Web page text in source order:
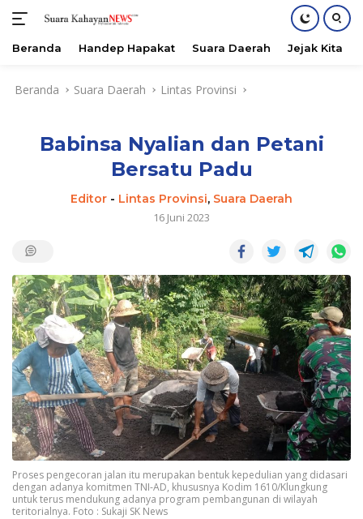
Beranda Handep Hapakat Suara Daerah Jejak Kita
Beranda Suara Daerah Lintas Provinsi
Babinsa Nyalian dan Petani
Bersatu Padu
Editor - Lintas Provinsi, Suara Daerah
16 Juni 2023
Proses pengecoran jalan itu merupakan bentuk kepedulian yang didasari
dengan adanya komitmen TNI-AD, khususnya Kodim 1610/Klungkung
untuk terus mendukung adanya program pembangunan di wilayah
teritorialnya. Foto : Sukaji SK News